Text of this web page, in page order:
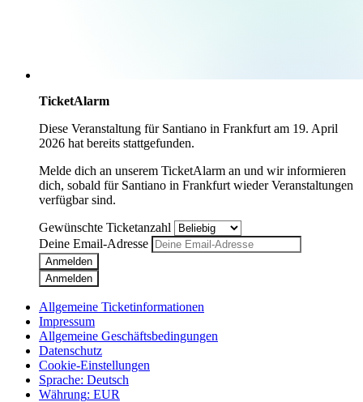
TicketAlarm
Diese Veranstaltung für Santiano in Frankfurt am 19. April
2026 hat bereits stattgefunden.
Melde dich an unserem TicketAlarm an und wir informieren
dich, sobald für Santiano in Frankfurt wieder Veranstaltungen
verfügbar sind.
Gewünschte Ticketanzahl
Deine Email-Adresse
Anmelden
Anmelden
Allgemeine Ticketinformationen
Impressum
Allgemeine Geschäftsbedingungen
Datenschutz
Cookie-Einstellungen
Sprache: Deutsch
Währung: EUR